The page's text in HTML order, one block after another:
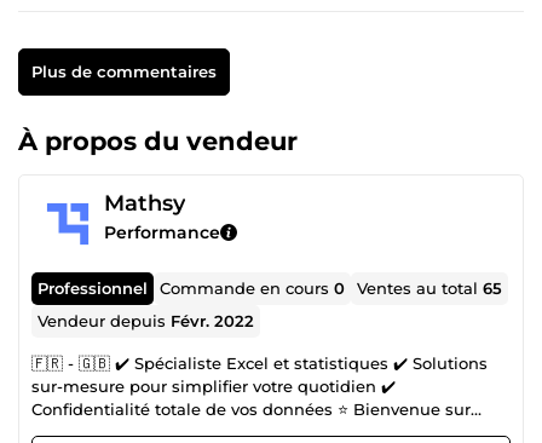
Plus de commentaires
À propos du vendeur
Mathsy
Performance
Professionnel Commande en cours0 Ventes au total65
Vendeur depuis Févr. 2022
🇫🇷 - 🇬🇧 ✔️ Spécialiste Excel et statistiques ✔️ Solutions
sur-mesure pour simplifier votre quotidien ✔️
Confidentialité totale de vos données ⭐ Bienvenue sur
mon profil ! Je suis Mathsy et je suis là pour vous